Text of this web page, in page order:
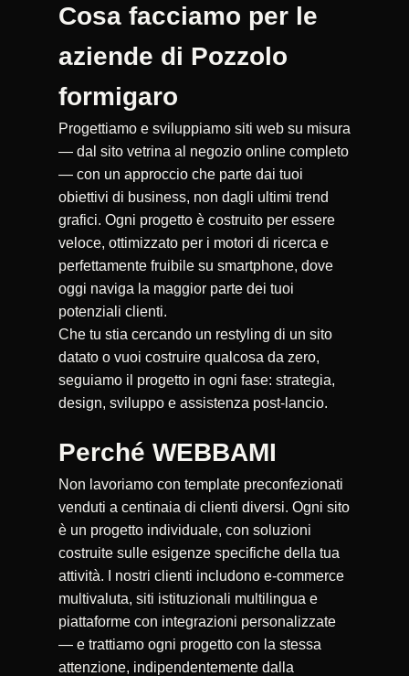
Cosa facciamo per le
aziende di Pozzolo
formigaro
Progettiamo e sviluppiamo siti web su misura
— dal sito vetrina al negozio online completo
— con un approccio che parte dai tuoi
obiettivi di business, non dagli ultimi trend
grafici. Ogni progetto è costruito per essere
veloce, ottimizzato per i motori di ricerca e
perfettamente fruibile su smartphone, dove
oggi naviga la maggior parte dei tuoi
potenziali clienti.
Che tu stia cercando un restyling di un sito
datato o vuoi costruire qualcosa da zero,
seguiamo il progetto in ogni fase: strategia,
design, sviluppo e assistenza post-lancio.
Perché WEBBAMI
Non lavoriamo con template preconfezionati
venduti a centinaia di clienti diversi. Ogni sito
è un progetto individuale, con soluzioni
costruite sulle esigenze specifiche della tua
attività. I nostri clienti includono e-commerce
multivaluta, siti istituzionali multilingua e
piattaforme con integrazioni personalizzate
— e trattiamo ogni progetto con la stessa
attenzione, indipendentemente dalla